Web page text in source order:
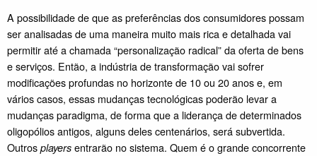
A possibilidade de que as preferências dos consumidores possam
ser analisadas de uma maneira muito mais rica e detalhada vai
permitir até a chamada “personalização radical” da oferta de bens
e serviços. Então, a indústria de transformação vai sofrer
modificações profundas no horizonte de 10 ou 20 anos e, em
vários casos, essas mudanças tecnológicas poderão levar a
mudanças paradigma, de forma que a liderança de determinados
oligopólios antigos, alguns deles centenários, será subvertida.
Outros players entrarão no sistema. Quem é o grande concorrente